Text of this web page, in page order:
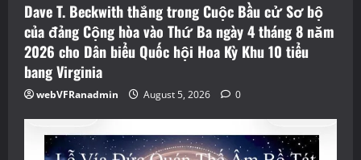
Dave T. Beckwith thắng trong Cuộc Bầu cử Sơ bộ
của đảng Cộng hòa vào Thứ Ba ngày 4 tháng 8 năm
2026 cho Dân biểu Quốc hội Hoa Kỳ Khu 10 tiểu
bang Virginia
webVFRanadmin August 5, 2026 0